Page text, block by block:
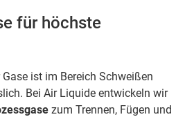
für höchste
ist im Bereich Schweißen
Bei Air Liquide entwickeln wir
zum Trennen, Fügen und